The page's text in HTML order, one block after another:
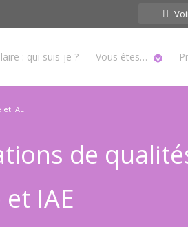
: qui suis-je ? Vous êtes…
IAE
de
IAE